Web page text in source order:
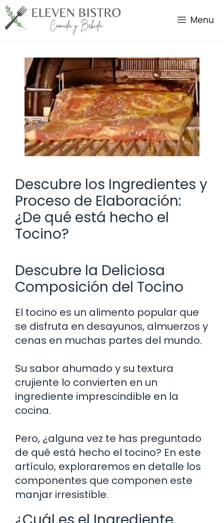
Saltar
al
contenido
Menu
Descubre los Ingredientes y
Proceso de Elaboración:
¿De qué está hecho el
Tocino?
Descubre la Deliciosa
Composición del Tocino
El tocino es un alimento popular que
se disfruta en desayunos, almuerzos y
cenas en muchas partes del mundo.
Su sabor ahumado y su textura
crujiente lo convierten en un
ingrediente imprescindible en la
cocina.
Pero, ¿alguna vez te has preguntado
de qué está hecho el tocino? En este
artículo, exploraremos en detalle los
componentes que componen este
manjar irresistible.